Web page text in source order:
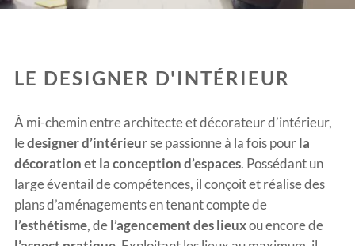
LE DESIGNER D'INTÉRIEUR
À mi-chemin entre architecte et décorateur d’intérieur,
ledesigner d’intérieurse passionne à la fois pour la
décoration et la conception d’espaces. Possédant un
large éventail de compétences, il conçoit et réalise des
plans d’aménagements en tenant compte de
l’esthétisme, de l’agencement des lieuxou encore de